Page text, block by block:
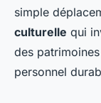
simple
culturelle qui
des
personnel